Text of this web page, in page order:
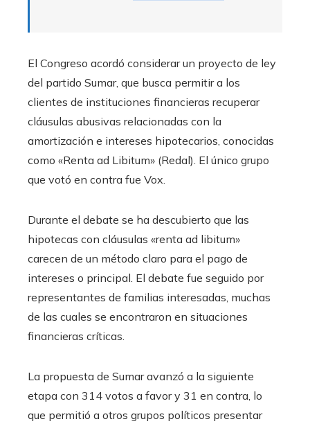
El Congreso acordó considerar un proyecto de ley
del partido Sumar, que busca permitir a los
clientes de instituciones financieras recuperar
cláusulas abusivas relacionadas con la
amortización e intereses hipotecarios, conocidas
como «Renta ad Libitum» (Redal). El único grupo
que votó en contra fue Vox.
Durante el debate se ha descubierto que las
hipotecas con cláusulas «renta ad libitum»
carecen de un método claro para el pago de
intereses o principal. El debate fue seguido por
representantes de familias interesadas, muchas
de las cuales se encontraron en situaciones
financieras críticas.
La propuesta de Sumar avanzó a la siguiente
etapa con 314 votos a favor y 31 en contra, lo
que permitió a otros grupos políticos presentar